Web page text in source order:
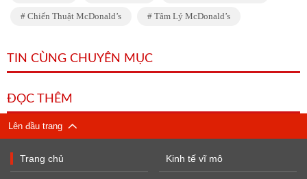
Chiến Thuật McDonald’s Tâm Lý McDonald’s
TIN CÙNG CHUYÊN MỤC
ĐỌC THÊM
Lên đầu trang
Trang chủ Kinh tế vĩ mô